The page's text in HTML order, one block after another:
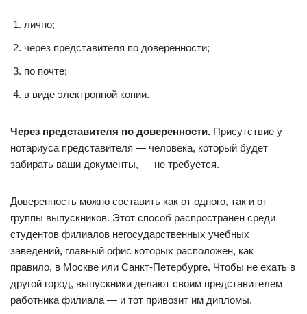
лично;
через представителя по доверенности;
по почте;
в виде электронной копии.
Через представителя по доверенности. Присутствие у
нотариуса представителя — человека, который будет
забирать ваши документы, — не требуется.
Доверенность можно составить как от одного, так и от
группы выпускников. Этот способ распространен среди
студентов филиалов негосударственных учебных
заведений, главный офис которых расположен, как
правило, в Москве или Санкт-Петербурге. Чтобы не ехать в
другой город, выпускники делают своим представителем
работника филиала — и тот привозит им дипломы.